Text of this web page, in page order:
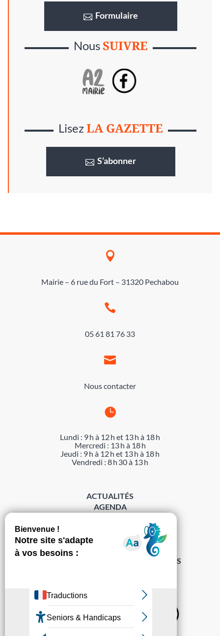
Formulaire
NousSUIVRE
LisezLA GAZETTE
S’abonner

Mairie – 6 rue du Fort – 31320 Pechabou

05 61 81 76 33

Nous contacter

Lundi : 9 h à 12 h et 13 h à 18 h
Mercredi : 13 h à 18 h
Jeudi : 9 h à 12 h et 13 h à 18 h
Vendredi : 8 h 30 à 13 h
Sur les réseaux
ACTUALITÉS
AGENDA
MENTIONS LÉGALES
PROTECTION DES DONNÉES
POLITIQUE DE GESTION DES COOKIES